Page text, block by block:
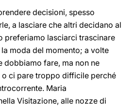
decisioni, spesso
a lasciare che altri decidano al
preferiamo lasciarci trascinare
moda del momento; a volte
dobbiamo fare, ma non ne
ci pare troppo difficile perché
Maria
Visitazione, alle nozze di